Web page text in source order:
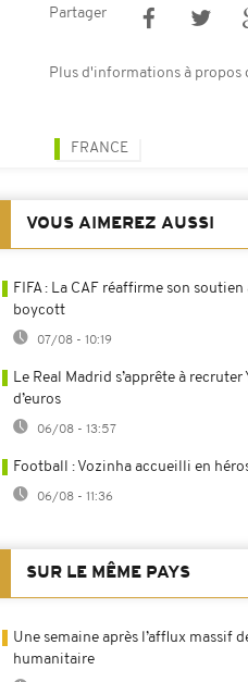
Partager
Plus d'informations à propos
FRANCE
VOUS AIMEREZ AUSSI
FIFA : La CAF réaffirme son
boycott
07/08 - 10:19
Le Real Madrid s’apprête à
d’euros
06/08 - 13:57
Football : Vozinha accueilli en
06/08 - 11:36
SUR LE MÊME PAYS
Une semaine après l’afflux massif
humanitaire